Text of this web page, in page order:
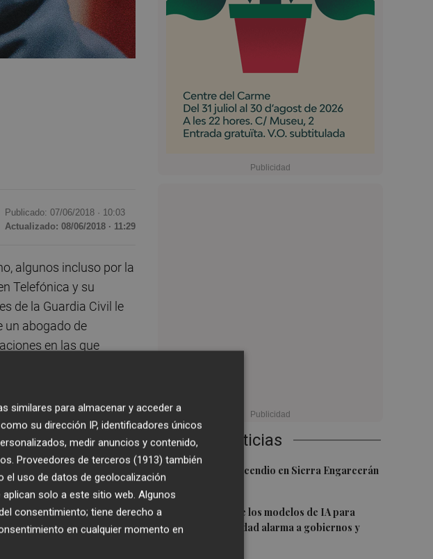
Últimas Noticias
1
Controlado el incendio en Sierra Engarcerán
2
La capacidad de los modelos de IA para
burlar la seguridad alarma a gobiernos y
Publicado: 07/06/2018 · 10:03
Actualizado: 08/06/2018 · 11:29
algunos incluso por la
Telefónica y su
de la Guardia Civil le
un abogado de
en las que
Gürtel también le
negros.
app
ramo,
Estefanía
en Micer Mascó.
le ha pasado a
y la moción de
similares para almacenar y acceder a
su dirección IP, identificadores únicos
medir anuncios y contenido,
Proveedores de terceros (1913) también
el uso de datos de geolocalización
solo a este sitio web. Algunos
consentimiento; tiene derecho a
en cualquier momento en